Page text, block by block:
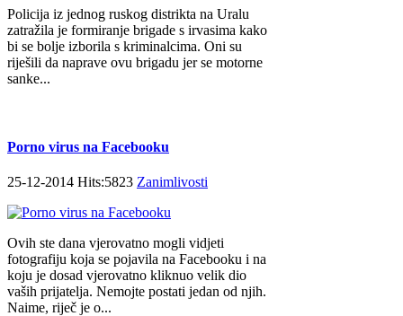
Policija iz jednog ruskog distrikta na Uralu
zatražila je formiranje brigade s irvasima kako
bi se bolje izborila s kriminalcima. Oni su
riješili da naprave ovu brigadu jer se motorne
sanke...
Porno virus na Facebooku
25-12-2014 Hits:5823 Zanimlivosti
Ovih ste dana vjerovatno mogli vidjeti
fotografiju koja se pojavila na Facebooku i na
koju je dosad vjerovatno kliknuo velik dio
vaših prijatelja. Nemojte postati jedan od njih.
Naime, riječ je o...